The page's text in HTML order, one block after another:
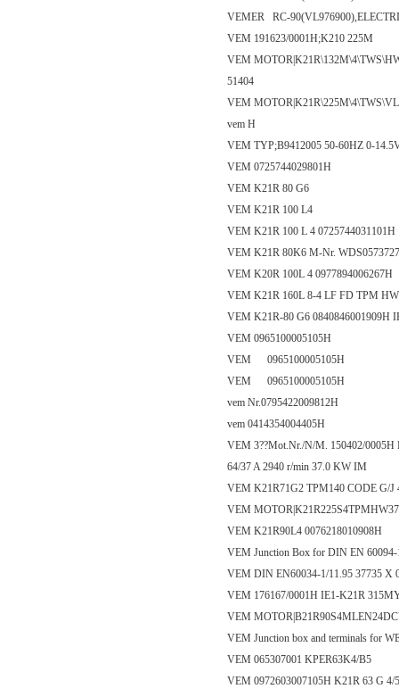
VEMER RC-
VEM 191623/0001H;K210 225M
VEM
51404
VEM
vem H
VEM TYP;B9412005 50-60HZ 0-
VEM 0725744029801H
VEM K21R 80 G6
VEM K21R 100 L4
VEM K21R 100 L 4 0725744031101H
VEM K21R 80K6 M-Nr.
VEM K20R 100L 4 0977894006267H
VEM K21R 160L 8-4 LF FD TPM
VEM K21R-80 G6 0840846001909H
VEM 0965100005105H
VEM 0965100005105H
VEM 0965100005105H
vem Nr.0795422009812H
vem 0414354004405H
VEM 3??Mot.Nr./N/M. 150402/0005H
64/37 A 2940 r/min 37.0 KW IM
VEM K21R71G2 TPM140 CODE G/J
VEM
VEM K21R90L4 0076218010908H
VEM Junction Box for DIN EN 60094-
VEM DIN EN60034-1/11.95 37735 X
VEM 176167/0001H IE1-K21R
VEM
VEM Junction box and terminals for
VEM 065307001 KPER63K4/B5
VEM 0972603007105H K21R 63 G 4/